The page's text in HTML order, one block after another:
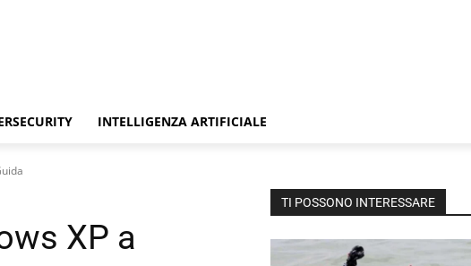
INTELLIGENZA ARTIFICIALE
XP a
TI POSSONO INTERESSARE